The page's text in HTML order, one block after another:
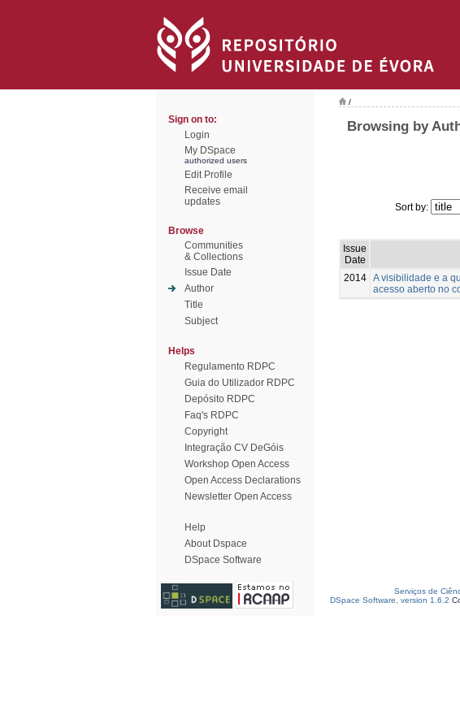
Sign on to:
Login
My DSpace
authorized users
Edit Profile
Receive email
updates
Browse
Communities
& Collections
Issue Date
Author
Title
Subject
Helps
Regulamento RDPC
Guia do Utilizador RDPC
Depósito RDPC
Faq's RDPC
Copyright
Integração CV DeGóis
Workshop Open Access
Open Access Declarations
Newsletter Open Access
Help
About Dspace
DSpace Software
/
Browsing by
Sort by:
Issue
Date
2014 A visibilidade e a
acesso aberto no
Serviços de
DSpace Software, version 1.6.2